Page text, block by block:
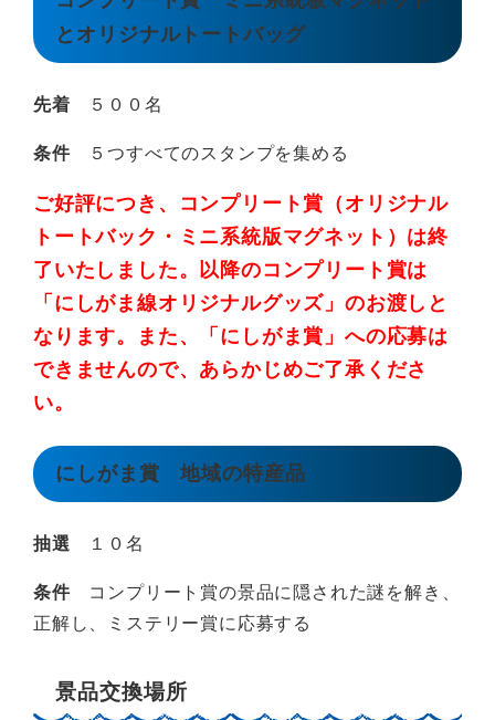
とオリジナルトートバッグ
先着 ５００名
条件５つすべてのスタンプを集める
ご好評につき、コンプリート賞（オリジナル
トートバック・ミニ系統版マグネット）は終
了いたしました。以降のコンプリート賞は
「にしがま線オリジナルグッズ」のお渡しと
なります。また、「にしがま賞」への応募は
できませんので、あらかじめご了承くださ
い。
にしがま賞 地域の特産品
抽選 １０名
条件コンプリート賞の景品に隠された謎を解き、
正解し、ミステリー賞に応募する
景品交換場所